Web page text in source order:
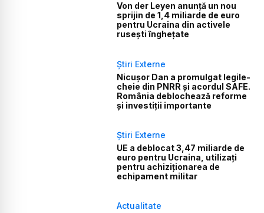
Von der Leyen anunță un nou
sprijin de 1,4 miliarde de euro
pentru Ucraina din activele
rusești înghețate
Știri Externe
Nicușor Dan a promulgat legile-
cheie din PNRR și acordul SAFE.
România deblochează reforme
și investiții importante
Știri Externe
UE a deblocat 3,47 miliarde de
euro pentru Ucraina, utilizați
pentru achiziționarea de
echipament militar
Actualitate